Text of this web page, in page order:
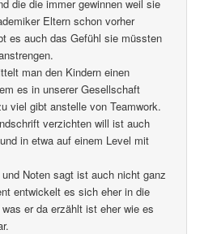
die die immer gewinnen weil sie
Eltern schon vorher
es auch das Gefühl sie müssten
man den Kindern einen
es in unserer Gesellschaft
viel gibt anstelle von Teamwork.
verzichten will ist auch
in etwa auf einem Level mit
Noten sagt ist auch nicht ganz
entwickelt es sich eher in die
er da erzählt ist eher wie es